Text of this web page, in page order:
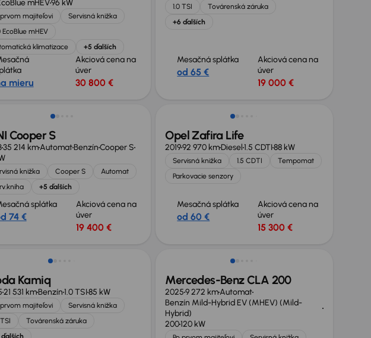
mHEV96 kW
prvom majiteľovi
Servisná knižka
EcoBlue mHEV
klimatizace
+5 ďalších
mieru
Akciová cena na
úver
30 800 €
1.0 TSI
Továrenská záruka
+6 ďalších
Mesačná splátka
od 65 €
Akciová cena na
úver
19 000 €
o 700 €
Cooper S
35 214 kmAutomatBenzínCooper S
knižka Cooper S
Automat
+5 ďalších
splátka
74 €
Akciová cena na
úver
19 400 €
Opel Zafira Life
201992 970 kmDiesel1.5 CDTI88 kW
Servisná knižka 1.5 CDTI
Tempomat
Parkovacie senzory
Mesačná splátka
od 60 €
Akciová cena na
úver
15 300 €
Kamiq
21 531 kmBenzín1.0 TSI85 kW
prvom majiteľovi
Servisná knižka
Továrenská záruka
Mercedes-Benz CLA 200
20259 272 kmAutomat
Benzín Mild-Hybrid EV (MHEV) (Mild-
Hybrid)
200120 kW